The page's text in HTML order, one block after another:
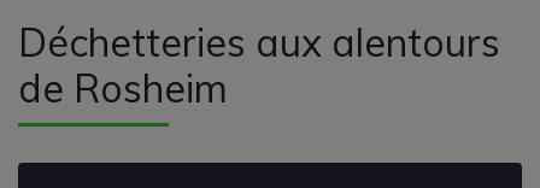
Déchetteries aux alentours
de Rosheim